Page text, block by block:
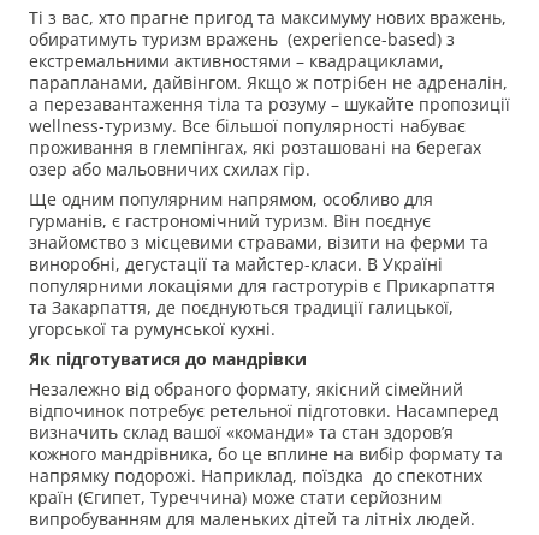
Ті з вас, хто прагне пригод та максимуму нових вражень,
обиратимуть туризм вражень (experience-based) з
екстремальними активностями – квадрациклами,
парапланами, дайвінгом. Якщо ж потрібен не адреналін,
а перезавантаження тіла та розуму – шукайте пропозиції
wellness-туризму. Все більшої популярності набуває
проживання в глемпінгах, які розташовані на берегах
озер або мальовничих схилах гір.
Ще одним популярним напрямом, особливо для
гурманів, є гастрономічний туризм. Він поєднує
знайомство з місцевими стравами, візити на ферми та
виноробні, дегустації та майстер-класи. В Україні
популярними локаціями для гастротурів є Прикарпаття
та Закарпаття, де поєднуються традиції галицької,
угорської та румунської кухні.
Як підготуватися до мандрівки
Незалежно від обраного формату, якісний сімейний
відпочинок потребує ретельної підготовки. Насамперед
визначить склад вашої «команди» та стан здоров’я
кожного мандрівника, бо це вплине на вибір формату та
напрямку подорожі. Наприклад, поїздка до спекотних
країн (Єгипет, Туреччина) може стати серйозним
випробуванням для маленьких дітей та літніх людей.